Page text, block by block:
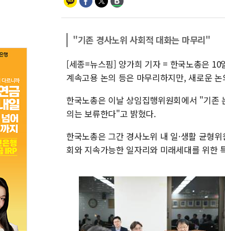
"기존 경사노위 사회적 대화는 마무리"
[세종=뉴스핌] 양가희 기자 = 한국노총은
계속고용 논의 등은 마무리하지만, 새로운
한국노총은 이날 상임집행위원회에서 "기
의는 보류한다"고 밝혔다.
한국노총은 그간 경사노위 내 일·생활 균형
회와 지속가능한 일자리와 미래세대를 위한